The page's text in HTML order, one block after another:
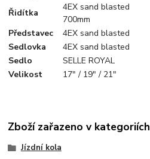
Řidítka
4EX sand blasted
700mm
Představec
4EX sand blasted
Sedlovka
4EX sand blasted
Sedlo
SELLE ROYAL
Velikost
17" / 19" / 21"
Zboží zařazeno v kategoriích
Jízdní kola